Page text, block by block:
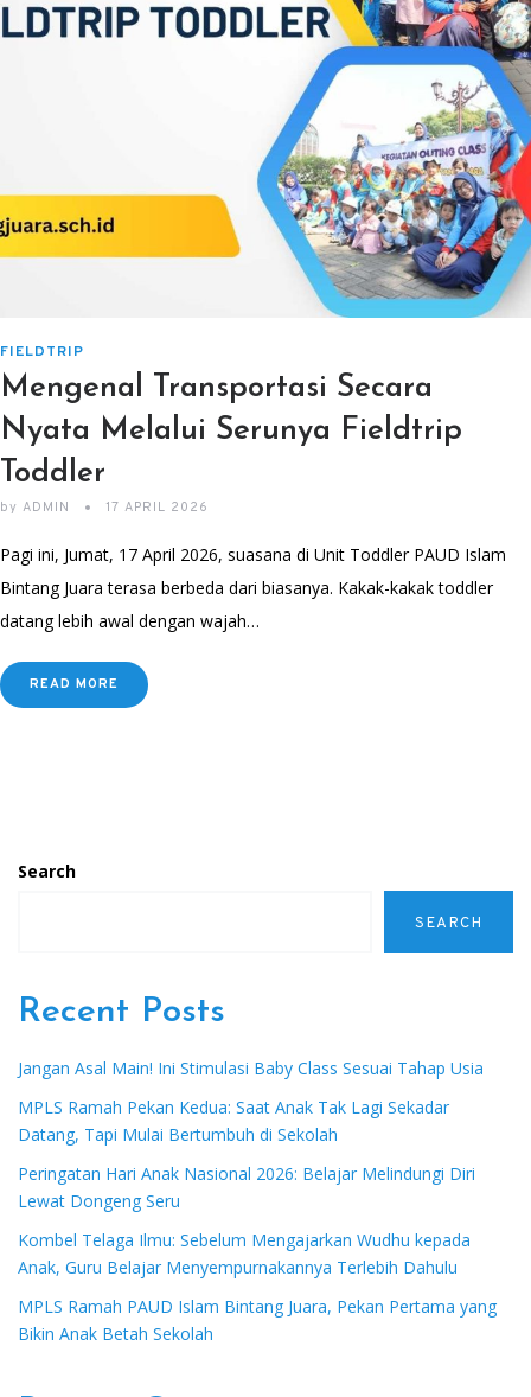
FIELDTRIP
Mengenal Transportasi Secara
Nyata Melalui Serunya Fieldtrip
Toddler
by ADMIN 17 APRIL 2026
Pagi ini, Jumat, 17 April 2026, suasana di Unit Toddler PAUD Islam
Bintang Juara terasa berbeda dari biasanya. Kakak-kakak toddler
datang lebih awal dengan wajah…
READ MORE
Search
SEARCH
Recent Posts
Jangan Asal Main! Ini Stimulasi Baby Class Sesuai Tahap Usia
MPLS Ramah Pekan Kedua: Saat Anak Tak Lagi Sekadar
Datang, Tapi Mulai Bertumbuh di Sekolah
Peringatan Hari Anak Nasional 2026: Belajar Melindungi Diri
Lewat Dongeng Seru
Kombel Telaga Ilmu: Sebelum Mengajarkan Wudhu kepada
Anak, Guru Belajar Menyempurnakannya Terlebih Dahulu
MPLS Ramah PAUD Islam Bintang Juara, Pekan Pertama yang
Bikin Anak Betah Sekolah